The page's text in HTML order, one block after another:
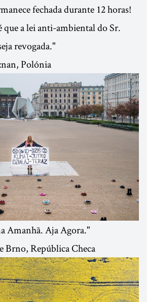
fechada durante 12 horas!
que a lei anti-ambiental do Sr.
revogada."
Polónia
Amanhã. Aja Agora."
Brno, República Checa